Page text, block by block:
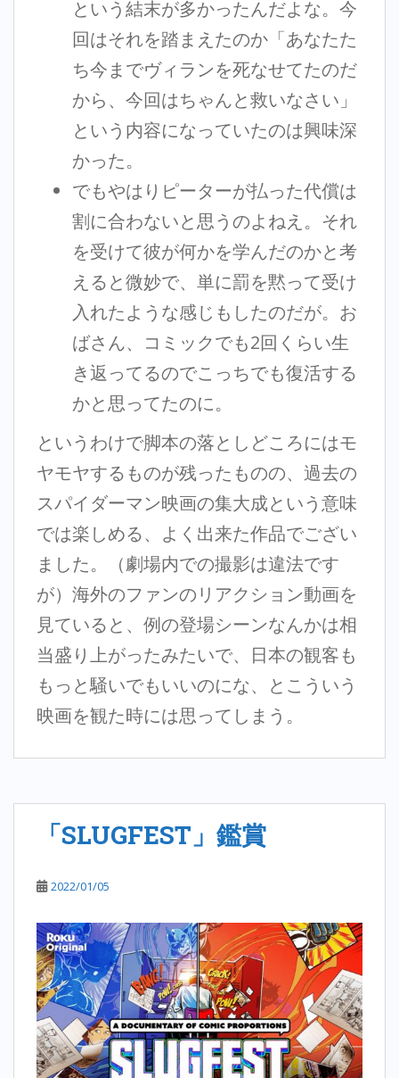
という結末が多かったんだよな。今
回はそれを踏まえたのか「あなたた
ち今までヴィランを死なせてたのだ
から、今回はちゃんと救いなさい」
という内容になっていたのは興味深
かった。
でもやはりピーターが払った代償は
割に合わないと思うのよねえ。それ
を受けて彼が何かを学んだのかと考
えると微妙で、単に罰を黙って受け
入れたような感じもしたのだが。お
ばさん、コミックでも2回くらい生
き返ってるのでこっちでも復活する
かと思ってたのに。
というわけで脚本の落としどころにはモ
ヤモヤするものが残ったものの、過去の
スパイダーマン映画の集大成という意味
では楽しめる、よく出来た作品でござい
ました。（劇場内での撮影は違法です
が）海外のファンのリアクション動画を
見ていると、例の登場シーンなんかは相
当盛り上がったみたいで、日本の観客も
もっと騒いでもいいのにな、とこういう
映画を観た時には思ってしまう。
「SLUGFEST」鑑賞
2022/01/05